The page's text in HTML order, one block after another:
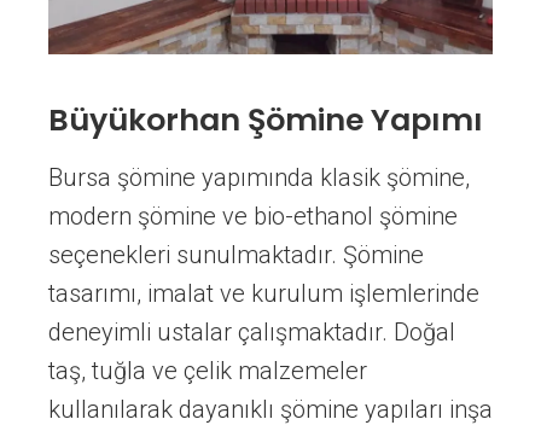
Büyükorhan Şömine Yapımı
Bursa şömine yapımında klasik şömine,
modern şömine ve bio-ethanol şömine
seçenekleri sunulmaktadır. Şömine
tasarımı, imalat ve kurulum işlemlerinde
deneyimli ustalar çalışmaktadır. Doğal
taş, tuğla ve çelik malzemeler
kullanılarak dayanıklı şömine yapıları inşa